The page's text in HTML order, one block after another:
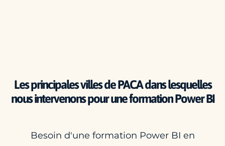
Les principales villes de PACA dans lesquelles
nous intervenons pour une formation Power BI
Besoin d'une formation Power BI en